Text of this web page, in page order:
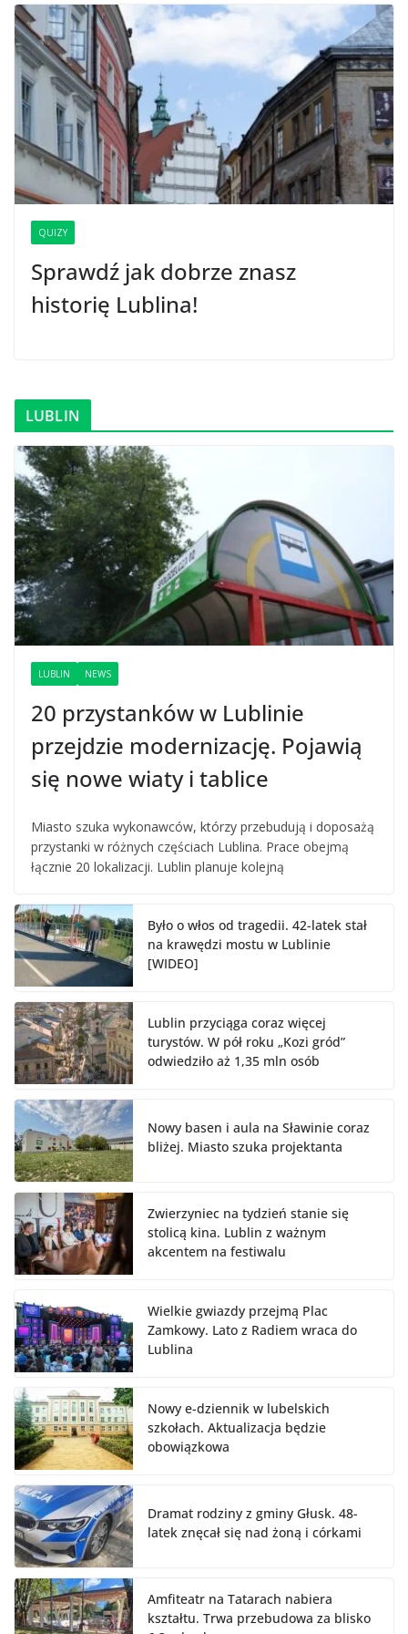
QUIZY
Sprawdź jak dobrze znasz
historię Lublina!
LUBLIN
LUBLIN NEWS
20 przystanków w Lublinie
przejdzie modernizację. Pojawią
się nowe wiaty i tablice
Miasto szuka wykonawców, którzy przebudują i doposażą
przystanki w różnych częściach Lublina. Prace obejmą
łącznie 20 lokalizacji. Lublin planuje kolejną
Było o włos od tragedii. 42-latek stał
na krawędzi mostu w Lublinie
[WIDEO]
Lublin przyciąga coraz więcej
turystów. W pół roku „Kozi gród”
odwiedziło aż 1,35 mln osób
Nowy basen i aula na Sławinie coraz
bliżej. Miasto szuka projektanta
Zwierzyniec na tydzień stanie się
stolicą kina. Lublin z ważnym
akcentem na festiwalu
Wielkie gwiazdy przejmą Plac
Zamkowy. Lato z Radiem wraca do
Lublina
Nowy e-dziennik w lubelskich
szkołach. Aktualizacja będzie
obowiązkowa
Dramat rodziny z gminy Głusk. 48-
latek znęcał się nad żoną i córkami
Amfiteatr na Tatarach nabiera
kształtu. Trwa przebudowa za blisko